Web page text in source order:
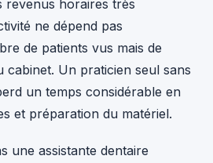
revenus horaires très
ne dépend pas
de patients vus mais de
cabinet. Un praticien seul sans
un temps considérable en
et préparation du matériel.
une assistante dentaire